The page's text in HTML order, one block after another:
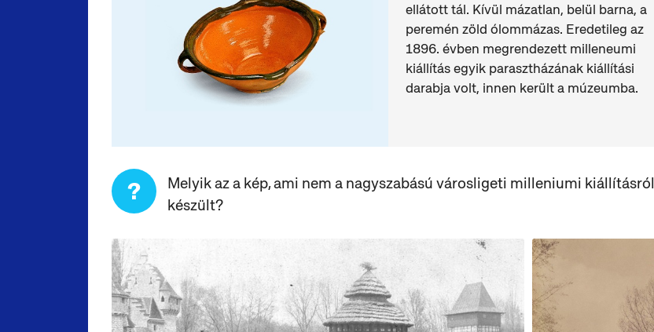
ellátott tál. Kívül mázatlan, belül barna, a
peremén zöld ólommázas. Eredetileg az
1896. évben megrendezett milleneumi
kiállítás egyik parasztházának kiállítási
darabja volt, innen került a múzeumba.
?
Melyik az a kép, ami nem a nagyszabású városligeti milleniumi kiállításról
készült?